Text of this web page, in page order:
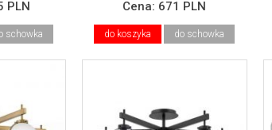
PLN
schowka
Cena: 671 PLN
do koszyka do schowka